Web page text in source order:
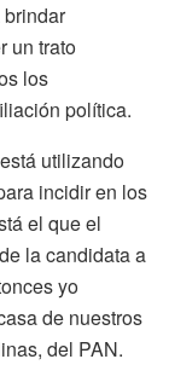
un trato
los
política.
utilizando
incidir en los
el que el
la candidata a
yo
de nuestros
del PAN.